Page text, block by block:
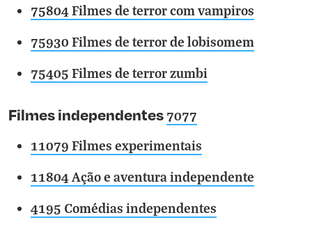
75804 Filmes de terror com vampiros
75930 Filmes de terror de lobisomem
75405 Filmes de terror zumbi
Filmes independentes 7077
11079 Filmes experimentais
11804 Ação e aventura independente
4195 Comédias independentes